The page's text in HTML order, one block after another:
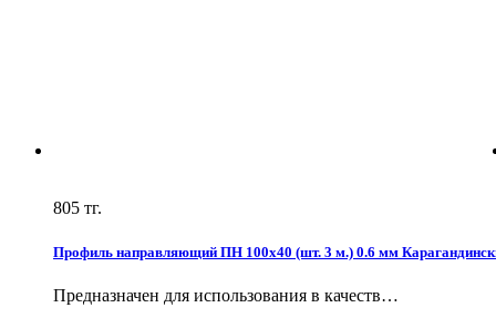
805 тг.
Профиль направляющий ПН 100х40 (шт. 3 м.) 0.6 мм
Предназначен для использования в качеств…